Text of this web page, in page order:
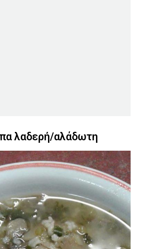
λαδερή/αλάδωτη